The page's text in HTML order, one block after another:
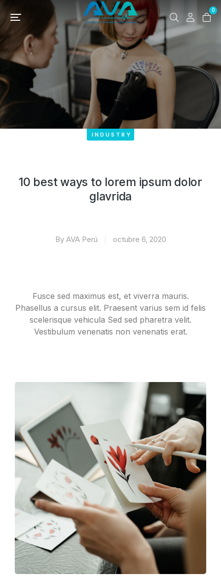
0
INDUSTRY
10 best ways to lorem ipsum dolor
glavrida
ByAVA Perú octubre 6, 2020
Fusce sed maximus est, et viverra mauris.
Phasellus a cursus elit. Praesent varius sem id felis
scelerisque vehicula Sed sed pharetra velit.
Vestibulum venenatis non venenatis erat.